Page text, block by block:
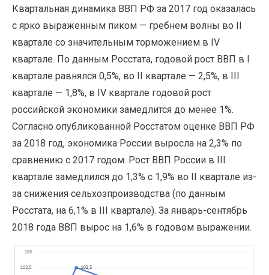
Квартальная динамика ВВП РФ за 2017 год оказалась
с ярко выраженным пиком — гребнем волны во II
квартале со значительным торможением в IV
квартале. По данным Росстата, годовой рост ВВП в I
квартале равнялся 0,5%, во II квартале — 2,5%, в III
квартале — 1,8%, в IV квартале годовой рост
российской экономики замедлится до менее 1%.
Согласно опубликованной Росстатом оценке ВВП РФ
за 2018 год, экономика России выросла на 2,3% по
сравнению с 2017 годом. Рост ВВП России в III
квартале замедлился до 1,3% с 1,9% во II квартале из-
за снижения сельхозпроизводства (по данным
Росстата, на 6,1% в III квартале). За январь-сентябрь
2018 года ВВП вырос на 1,6% в годовом выражении.